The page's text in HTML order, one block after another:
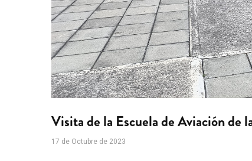
Visita de la Escuela de Aviación de
17 de Octubre de 2023